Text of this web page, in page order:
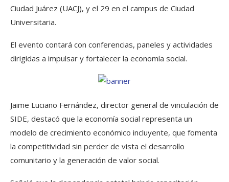
Ciudad Juárez (UACJ), y el 29 en el campus de Ciudad
Universitaria.
El evento contará con conferencias, paneles y actividades
dirigidas a impulsar y fortalecer la economía social.
Jaime Luciano Fernández, director general de vinculación de
SIDE, destacó que la economía social representa un
modelo de crecimiento económico incluyente, que fomenta
la competitividad sin perder de vista el desarrollo
comunitario y la generación de valor social.